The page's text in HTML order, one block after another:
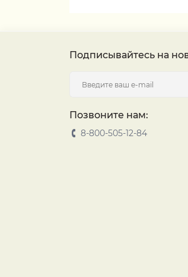
Подписывайтесь на
Позвоните нам:
8-800-505-12-84